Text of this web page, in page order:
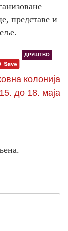
представе и
ДРУШТВО
колонија
до 18. маја